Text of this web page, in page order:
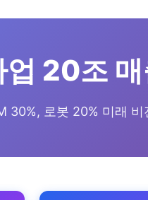
업 20조
30%, 로봇 20% 미래 비